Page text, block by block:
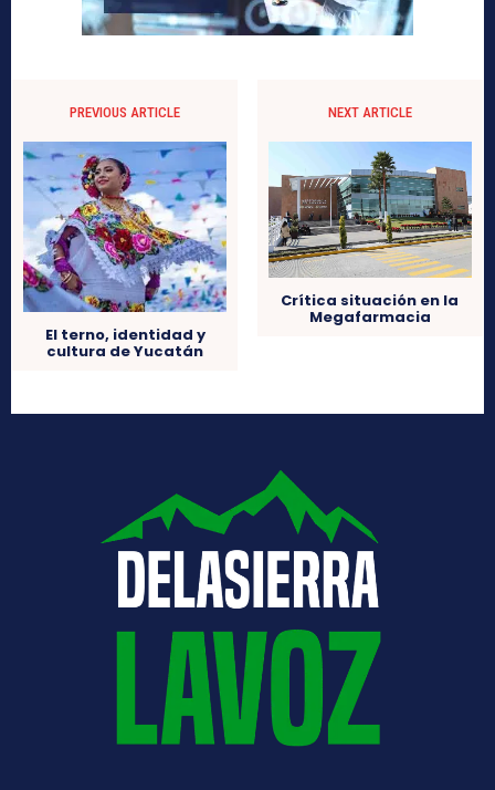
PREVIOUS ARTICLE
El terno, identidad y
cultura de Yucatán
NEXT ARTICLE
Crítica situación en la
Megafarmacia